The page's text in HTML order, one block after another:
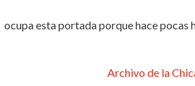
ocupa esta portada porque hace pocas
Archivo de la